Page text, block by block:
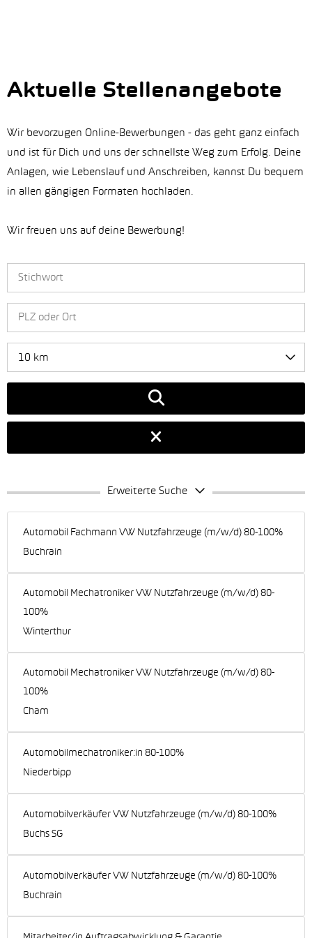
Aktuelle Stellenangebote
Wir bevorzugen Online-Bewerbungen - das geht ganz einfach
und ist für Dich und uns der schnellste Weg zum Erfolg. Deine
Anlagen, wie Lebenslauf und Anschreiben, kannst Du bequem
in allen gängigen Formaten hochladen.
Wir freuen uns auf deine Bewerbung!
10 km
Erweiterte Suche
Automobil Fachmann VW Nutzfahrzeuge (m/w/d) 80-100%
Buchrain
Automobil Mechatroniker VW Nutzfahrzeuge (m/w/d) 80-
100%
Winterthur
Automobil Mechatroniker VW Nutzfahrzeuge (m/w/d) 80-
100%
Cham
Automobilmechatroniker:in 80-100%
Niederbipp
Automobilverkäufer VW Nutzfahrzeuge (m/w/d) 80-100%
Buchs SG
Automobilverkäufer VW Nutzfahrzeuge (m/w/d) 80-100%
Buchrain